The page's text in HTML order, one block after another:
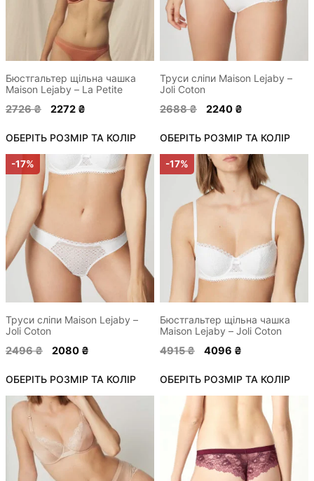
Бюстгальтер щільна чашка
Maison Lejaby – La Petite
2726₴
Оригінальна
2726 ₴.
2272 ₴
2272 ₴.
ОБЕРІТЬ РОЗМІР ТА КОЛІР
Параметри
вибрати
на
сторінці
товару
Труси сліпи Maison Lejaby –
Joli Coton
2688₴
Оригінальна
2688 ₴.
2240 ₴
2240 ₴.
ОБЕРІТЬ РОЗМІР ТА КОЛІР
Параметри
можна
вибрати
на
сторінці
товару
-17%
Труси сліпи Maison Lejaby –
Joli Coton
2496₴
Оригінальна
2496 ₴.
2080 ₴
2080 ₴.
ОБЕРІТЬ РОЗМІР ТА КОЛІР
Цей
товар
має
кілька
варіантів.
Параметри
можна
вибрати
на
сторінці
товару
-17%
Бюстгальтер щільна чашка
Maison Lejaby – Joli Coton
4915₴
Оригінальна
4915 ₴.
4096 ₴
4096 ₴.
ОБЕРІТЬ РОЗМІР ТА КОЛІР
Цей
кілька
варіантів.
Параметри
вибрати
на
сторінці
товару
Цей
товар
має
кілька
варіантів.
товар
має
кілька
варіантів.